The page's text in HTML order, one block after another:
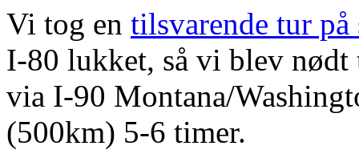
Vi tog en tilsvarende tur
I-80 lukket, så vi blev nødt
via I-90 Montana/
(500km) 5-6 timer.